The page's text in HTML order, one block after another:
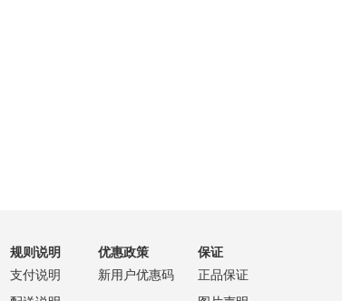
规则说明
支付说明
优惠政策
新用户优惠码
保证
正品保证